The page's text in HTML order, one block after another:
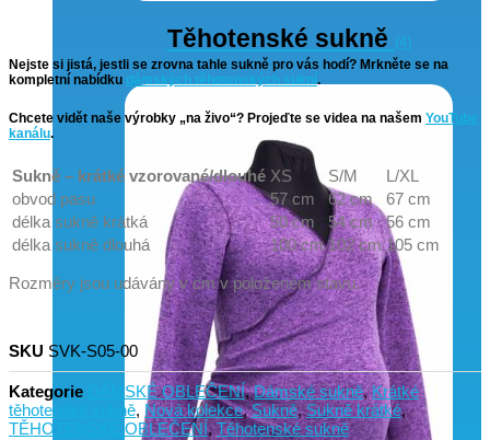
Těhotenské sukně (4)
Nejste si jistá, jestli se zrovna tahle sukně pro vás hodí? Mrkněte se na
kompletní nabídku dámských těhotenských sukní.
Chcete vidět naše výrobky „na živo“? Projeďte se videa na našem YouTube
kanálu.
Sukně – krátké vzorované/dlouhé XS S/M
L/XL
obvod pasu
57 cm 62 cm
67 cm
délka sukně krátká
50 cm 54 cm
56 cm
délka sukně dlouhá
100 cm 102 cm 105 cm
Rozměry jsou udávány v cm v položeném stavu.
SKU SVK-S05-00
Kategorie DÁMSKÉ OBLEČENÍ,Dámské sukně,Krátké
těhotenské sukně, Nová kolekce,Sukně,Sukně krátké,
TĚHOTENSKÉ OBLEČENÍ,Těhotenské sukně